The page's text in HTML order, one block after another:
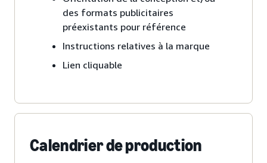
des formats publicitaires
préexistants pour référence
Instructions relatives à la marque
Lien cliquable
Calendrier de production